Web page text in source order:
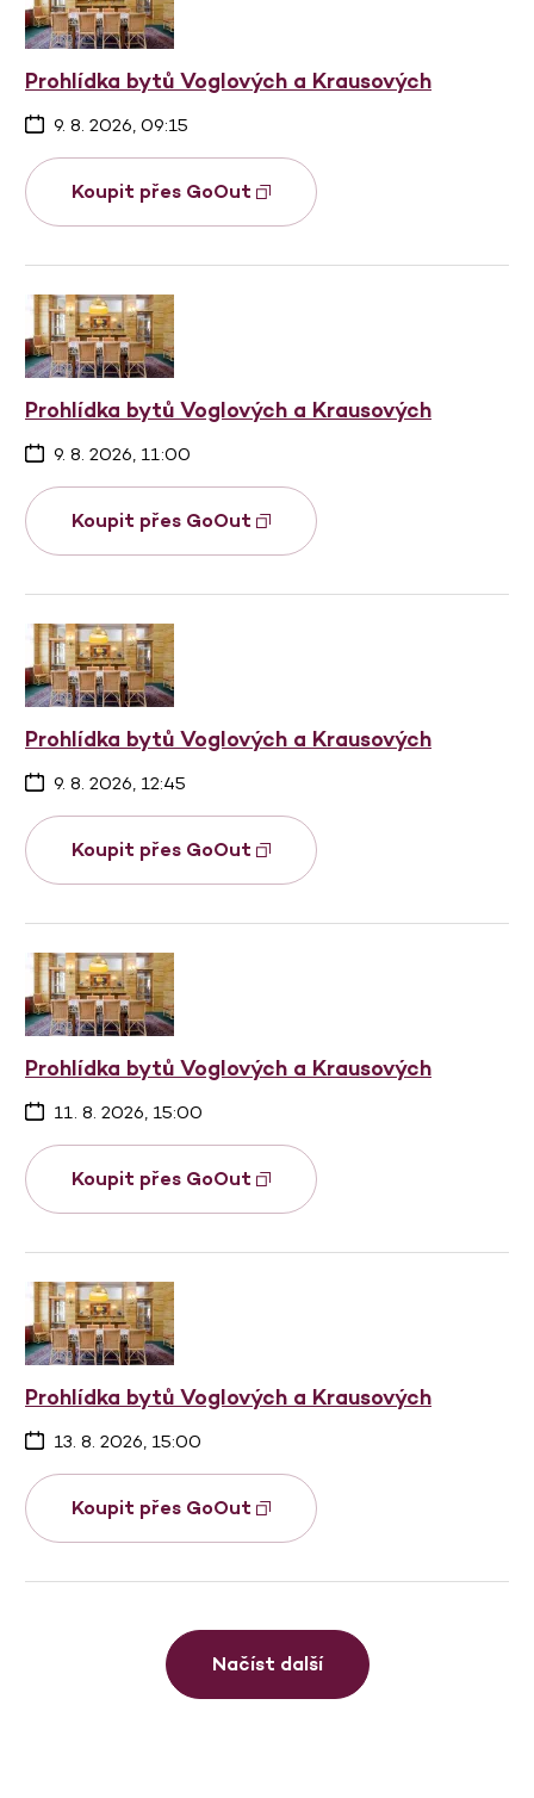
Prohlídka bytů Voglových a Krausových
9. 8. 2026, 09:15
Koupit přes GoOut
Prohlídka bytů Voglových a Krausových
9. 8. 2026, 11:00
Koupit přes GoOut
Prohlídka bytů Voglových a Krausových
9. 8. 2026, 12:45
Koupit přes GoOut
Prohlídka bytů Voglových a Krausových
11. 8. 2026, 15:00
Koupit přes GoOut
Prohlídka bytů Voglových a Krausových
13. 8. 2026, 15:00
Koupit přes GoOut
Načíst další